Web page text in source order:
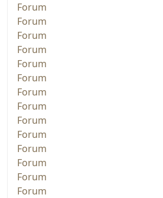
Forum
Forum
Forum
Forum
Forum
Forum
Forum
Forum
Forum
Forum
Forum
Forum
Forum
Forum